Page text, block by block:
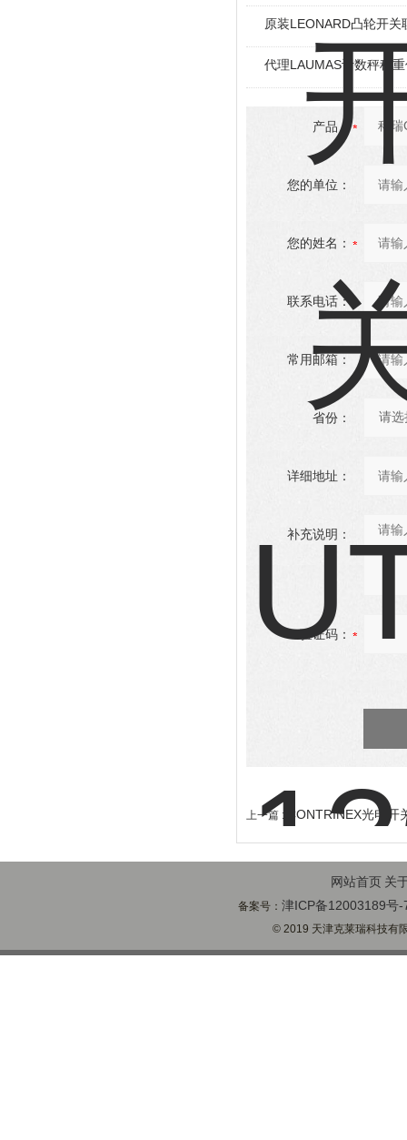
原装LEONARD凸轮开关
代理LAUMAS计数秤称
产品：
您的单位：
您的姓名：
联系电话：
常用邮箱：
省份：
详细地址：
补充说明：
验证码：
上一篇 : CONTRINEX光电
网站首页 关
备案号：津ICP备12003189号-
© 2019 天津克莱瑞科技有